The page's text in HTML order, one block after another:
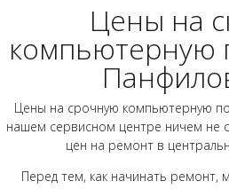
Цены на
компьютерную
Цены на срочную компьютерную
нашем сервисном центре ничем не
цен на ремонт в
Перед тем, как начинать ремонт,